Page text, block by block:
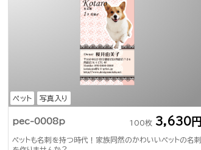
ペット 写真入り
pec-0008p 100枚 3,630円
ペットも名刺を持つ時代！家族同然のかわいいペットの名刺